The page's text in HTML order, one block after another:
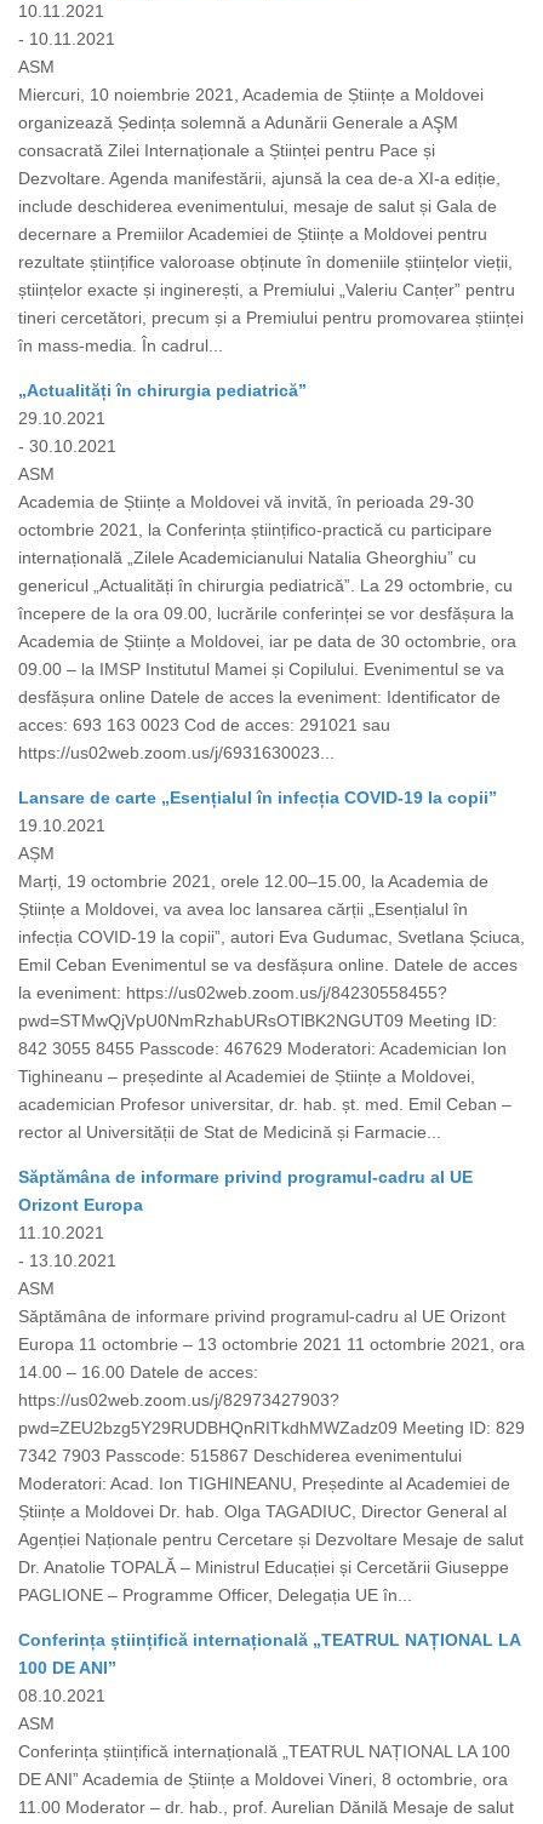
10.11.2021
- 10.11.2021
ASM
Miercuri, 10 noiembrie 2021, Academia de Științe a Moldovei
organizează Ședința solemnă a Adunării Generale a AŞM
consacrată Zilei Internaționale a Științei pentru Pace și
Dezvoltare. Agenda manifestării, ajunsă la cea de-a XI-a ediție,
include deschiderea evenimentului, mesaje de salut și Gala de
decernare a Premiilor Academiei de Științe a Moldovei pentru
rezultate științifice valoroase obținute în domeniile științelor vieții,
științelor exacte și inginerești, a Premiului „Valeriu Canțer” pentru
tineri cercetători, precum și a Premiului pentru promovarea științei
în mass-media. În cadrul...
„Actualități în chirurgia pediatrică”
29.10.2021
- 30.10.2021
ASM
Academia de Științe a Moldovei vă invită, în perioada 29-30
octombrie 2021, la Conferința științifico-practică cu participare
internațională „Zilele Academicianului Natalia Gheorghiu” cu
genericul „Actualități în chirurgia pediatrică”. La 29 octombrie, cu
începere de la ora 09.00, lucrările conferinței se vor desfășura la
Academia de Științe a Moldovei, iar pe data de 30 octombrie, ora
09.00 – la IMSP Institutul Mamei și Copilului. Evenimentul se va
desfășura online Datele de acces la eveniment: Identificator de
acces: 693 163 0023 Cod de acces: 291021 sau
https://us02web.zoom.us/j/6931630023...
Lansare de carte „Esențialul în infecția COVID-19 la copii”
19.10.2021
AȘM
Marți, 19 octombrie 2021, orele 12.00–15.00, la Academia de
Științe a Moldovei, va avea loc lansarea cărții „Esențialul în
infecția COVID-19 la copii”, autori Eva Gudumac, Svetlana Șciuca,
Emil Ceban Evenimentul se va desfășura online. Datele de acces
la eveniment: https://us02web.zoom.us/j/84230558455?
pwd=STMwQjVpU0NmRzhabURsOTlBK2NGUT09 Meeting ID:
842 3055 8455 Passcode: 467629 Moderatori: Academician Ion
Tighineanu – președinte al Academiei de Științe a Moldovei,
academician Profesor universitar, dr. hab. șt. med. Emil Ceban –
rector al Universității de Stat de Medicină și Farmacie...
Săptămâna de informare privind programul-cadru al UE
Orizont Europa
11.10.2021
- 13.10.2021
ASM
Săptămâna de informare privind programul-cadru al UE Orizont
Europa 11 octombrie – 13 octombrie 2021 11 octombrie 2021, ora
14.00 – 16.00 Datele de acces:
https://us02web.zoom.us/j/82973427903?
pwd=ZEU2bzg5Y29RUDBHQnRITkdhMWZadz09 Meeting ID: 829
7342 7903 Passcode: 515867 Deschiderea evenimentului
Moderatori: Acad. Ion TIGHINEANU, Președinte al Academiei de
Științe a Moldovei Dr. hab. Olga TAGADIUC, Director General al
Agenției Naționale pentru Cercetare și Dezvoltare Mesaje de salut
Dr. Anatolie TOPALĂ – Ministrul Educației și Cercetării Giuseppe
PAGLIONE – Programme Officer, Delegația UE în...
Conferința științifică internațională „TEATRUL NAȚIONAL LA
100 DE ANI”
08.10.2021
ASM
Conferința științifică internațională „TEATRUL NAȚIONAL LA 100
DE ANI” Academia de Științe a Moldovei Vineri, 8 octombrie, ora
11.00 Moderator – dr. hab., prof. Aurelian Dănilă Mesaje de salut